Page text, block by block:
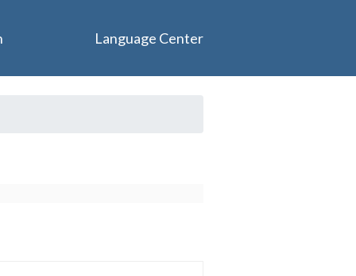
Language Center